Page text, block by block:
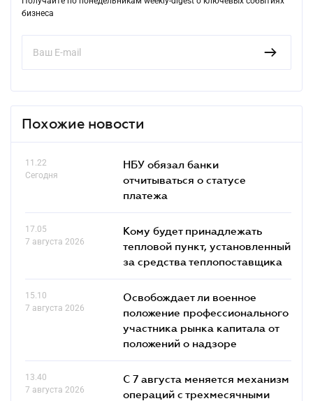
бизнеса
Похожие новости
11.22
Сегодня
НБУ обязал банки
отчитываться о статусе
платежа
17.05
7 августа 2026
Кому будет принадлежать
тепловой пункт, установленный
за средства теплопоставщика
15.10
7 августа 2026
Освобождает ли военное
положение профессионального
участника рынка капитала от
положений о надзоре
13.40
7 августа 2026
С 7 августа меняется механизм
операций с трехмесячными